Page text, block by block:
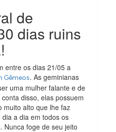
de
dias ruins
entre os dias 21/05 a
Gêmeos. As geminianas
uma mulher falante e de
disso, elas possuem
muito alto que lhe faz
a dia em todos os
Nunca foge de seu jeito